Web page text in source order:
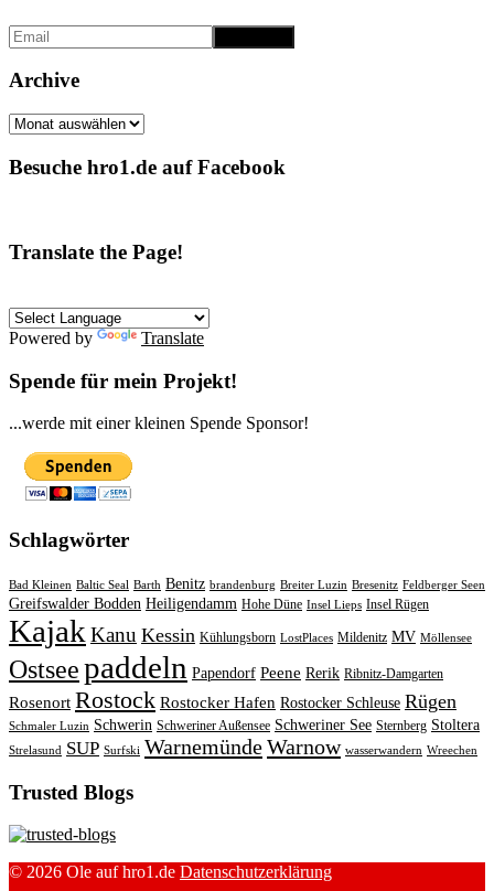
Archive
Archive
Besuche hro1.de auf Facebook
Translate the Page!
Powered by Translate
Spende für mein Projekt!
...werde mit einer kleinen Spende Sponsor!
Schlagwörter
Bad Kleinen Baltic Seal Barth Benitz brandenburg Breiter Luzin Bresenitz Feldberger Seen
Greifswalder Bodden Heiligendamm Hohe Düne Insel Lieps Insel Rügen
Kajak Kanu Kessin Kühlungsborn LostPlaces Mildenitz MV Möllensee
Ostseepaddeln Papendorf Peene Rerik Ribnitz-Damgarten
Rosenort Rostock Rostocker Hafen Rostocker Schleuse Rügen
Schmaler Luzin Schwerin Schweriner Außensee Schweriner See Sternberg Stoltera
Strelasund SUP Surfski WarnemündeWarnow wasserwandern Wreechen
Trusted Blogs
© 2026 Ole auf hro1.de Datenschutzerklärung